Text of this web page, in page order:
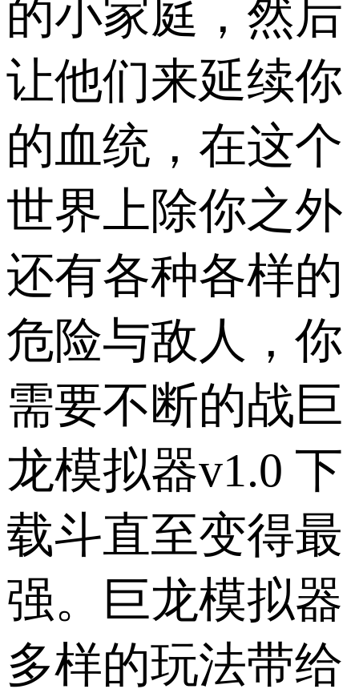
的小家庭，然后
让他们来延续你
的血统，在这个
世界上除你之外
还有各种各样的
危险与敌人，你
需要不断的战巨
龙模拟器v1.0 下
载斗直至变得最
强。巨龙模拟器
多样的玩法带给